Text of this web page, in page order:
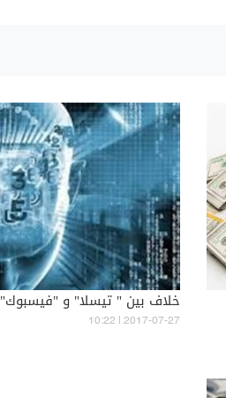
خلاف بين " تيسلا" و "فيسبوك"
10:22 | 2017-07-27